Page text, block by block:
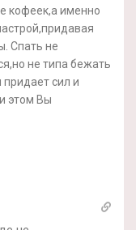
кофеек,а именно
Спать не
не типа бежать
сил и
этом Вы